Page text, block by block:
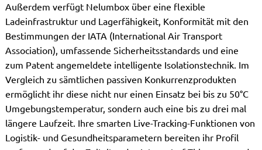
Außerdem verfügt Nelumbox über eine flexible
Ladeinfrastruktur und Lagerfähigkeit, Konformität mit den
Bestimmungen der IATA (International Air Transport
Association), umfassende Sicherheitsstandards und eine
zum Patent angemeldete intelligente Isolationstechnik. Im
Vergleich zu sämtlichen passiven Konkurrenzprodukten
ermöglicht ihr diese nicht nur einen Einsatz bei bis zu 50°C
Umgebungstemperatur, sondern auch eine bis zu drei mal
längere Laufzeit. Ihre smarten Live-Tracking-Funktionen von
Logistik- und Gesundheitsparametern bereiten ihr Profil